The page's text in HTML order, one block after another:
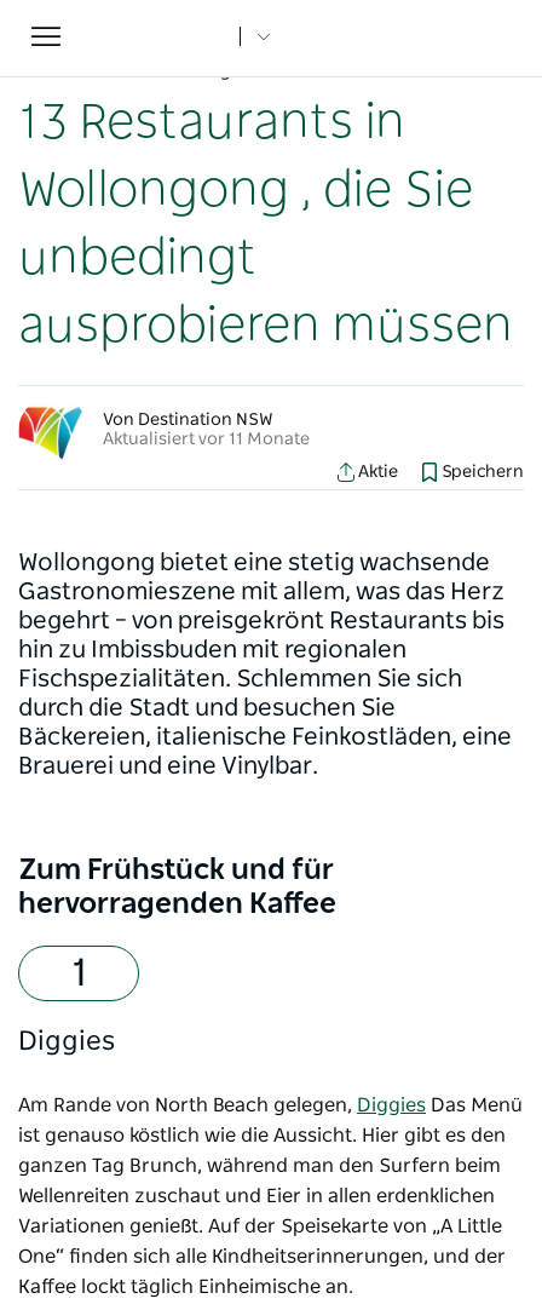
Toggle
navigation
Startseite
NSW-Artikel
13 Restaurants in
Wollongong , die Sie
unbedingt
ausprobieren müssen
Von Destination NSW
Aktualisiert vor 11 Monate
Aktie
Speichern
Wollongong bietet eine stetig wachsende
Gastronomieszene mit allem, was das Herz
begehrt – von preisgekrönt Restaurants bis
hin zu Imbissbuden mit regionalen
Fischspezialitäten. Schlemmen Sie sich
durch die Stadt und besuchen Sie
Bäckereien, italienische Feinkostläden, eine
Brauerei und eine Vinylbar.
Zum Frühstück und für
hervorragenden Kaffee
Diggies
Am Rande von North Beach gelegen, Diggies Das Menü
ist genauso köstlich wie die Aussicht. Hier gibt es den
ganzen Tag Brunch, während man den Surfern beim
Wellenreiten zuschaut und Eier in allen erdenklichen
Variationen genießt. Auf der Speisekarte von „A Little
One“ finden sich alle Kindheitserinnerungen, und der
Kaffee lockt täglich Einheimische an.